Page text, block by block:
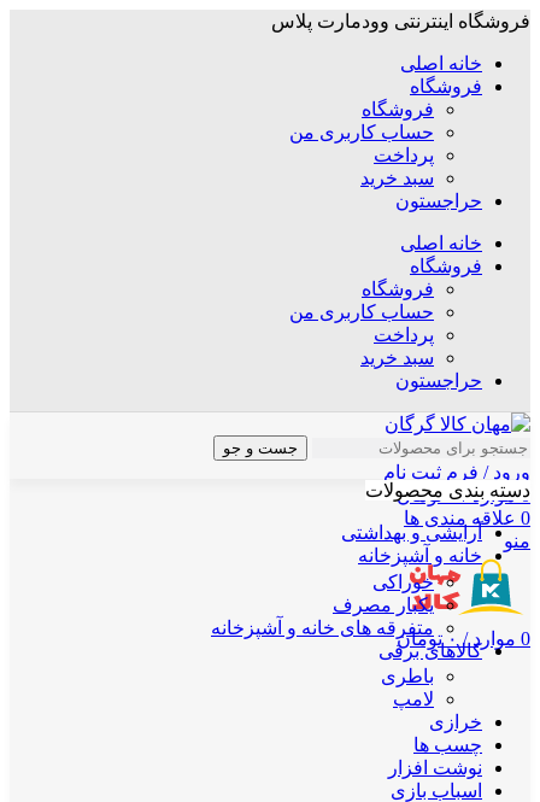
فروشگاه اینترنتی وودمارت پلاس
خانه اصلی
فروشگاه
فروشگاه
حساب کاربری من
پرداخت
سبد خرید
حراجستون
خانه اصلی
فروشگاه
فروشگاه
حساب کاربری من
پرداخت
سبد خرید
حراجستون
جست و جو
ورود / فرم ثبت نام
0 موارد / ۰ تومان
0 علاقه مندی ها
منو
0 موارد / ۰ تومان
دسته بندی محصولات
آرایشی و بهداشتی
خانه و آشپزخانه
خوراکی
یکبار مصرف
متفرقه های خانه و آشپزخانه
کالاهای برقی
باطری
لامپ
خرازی
چسب ها
نوشت افزار
اسباب بازی